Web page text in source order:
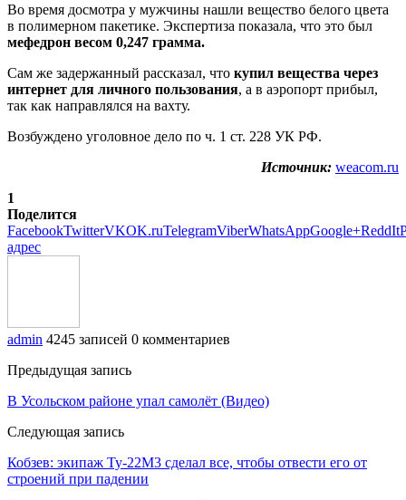
Во время досмотра у мужчины нашли вещество белого цвета
в полимерном пакетике. Экспертиза показала, что это был
мефедрон весом 0,247 грамма.
Сам же задержанный рассказал, что купил вещества через
интернет для личного пользования, а в аэропорт прибыл,
так как направлялся на вахту.
Возбуждено уголовное дело по ч. 1 ст. 228 УК РФ.
Источник: weacom.ru
1
Поделится
FacebookTwitterVKOK.ruTelegramViberWhatsAppGoogle+ReddIt
адрес
admin 4245 записей 0 комментариев
Предыдущая запись
В Усольском районе упал самолёт (Видео)
Следующая запись
Кобзев: экипаж Ту-22М3 сделал все, чтобы отвести его от
строений при падении